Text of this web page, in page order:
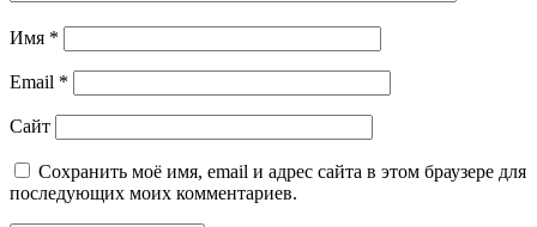
Имя *
Email *
Сайт
Сохранить моё имя, email и адрес сайта в этом браузере для
последующих моих комментариев.